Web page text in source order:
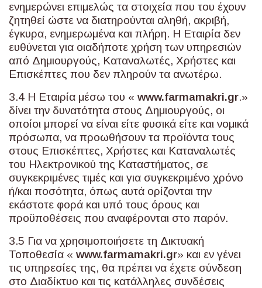
ενημερώνει επιμελώς τα στοιχεία που του έχουν
ζητηθεί ώστε να διατηρούνται αληθή, ακριβή,
έγκυρα, ενημερωμένα και πλήρη. Η Εταιρία δεν
ευθύνεται για οιαδήποτε χρήση των υπηρεσιών
από Δημιουργούς, Καταναλωτές, Χρήστες και
Επισκέπτες που δεν πληρούν τα ανωτέρω.
3.4 Η Εταιρία μέσω του « www.farmamakri.gr.»
δίνει την δυνατότητα στους Δημιουργούς, οι
οποίοι μπορεί να είναι είτε φυσικά είτε και νομικά
πρόσωπα, να προωθήσουν τα προϊόντα τους
στους Επισκέπτες, Χρήστες και Καταναλωτές
του Ηλεκτρονικού της Καταστήματος, σε
συγκεκριμένες τιμές και για συγκεκριμένο χρόνο
ή/και ποσότητα, όπως αυτά ορίζονται την
εκάστοτε φορά και υπό τους όρους και
προϋποθέσεις που αναφέρονται στο παρόν.
3.5 Για να χρησιμοποιήσετε τη Δικτυακή
Τοποθεσία « www.farmamakri.gr» και εν γένει
τις υπηρεσίες της, θα πρέπει να έχετε σύνδεση
στο Διαδίκτυο και τις κατάλληλες συνδέσεις